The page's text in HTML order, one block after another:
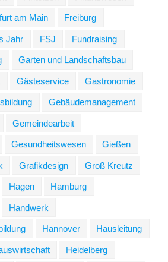
am Main Freiburg
Jahr FSJ Fundraising
Garten und Landschaftsbau
Gästeservice Gastronomie
Gebäudemanagement
Gemeindearbeit
Gesundheitswesen Gießen
Grafikdesign Groß Kreutz
Hagen Hamburg
Handwerk
Hannover Hausleitung
Heidelberg